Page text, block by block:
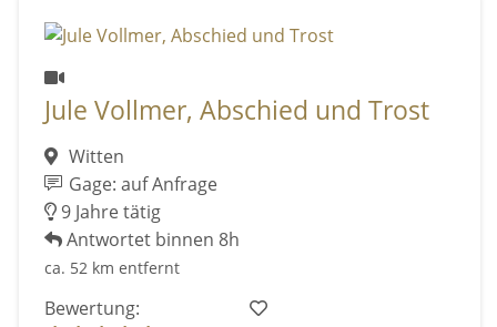
Jule Vollmer, Abschied und Trost
Witten
Gage: auf Anfrage
9 Jahre tätig
Antwortet binnen 8h
ca. 52 km entfernt
Bewertung: